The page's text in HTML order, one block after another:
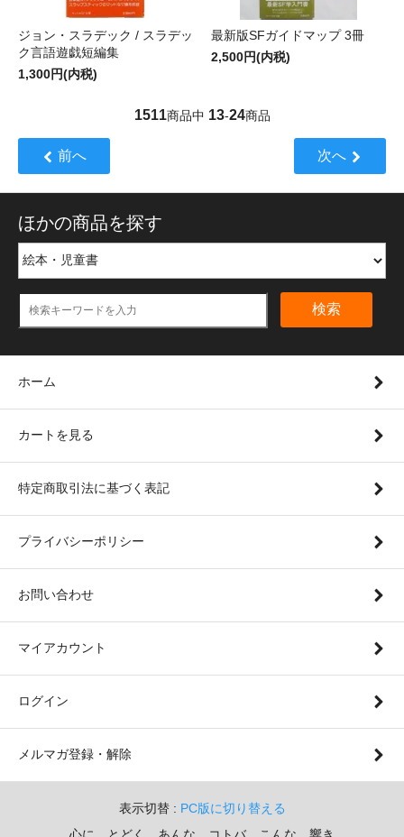
ジョン・スラデック / スラデッ
ク言語遊戯短編集
1,300円(内税)
最新版SFガイドマップ 3冊
2,500円(内税)
1511商品中 13-24商品
前へ 次へ
ほかの商品を探す
検索
ホーム
カートを見る
特定商取引法に基づく表記
プライバシーポリシー
お問い合わせ
マイアカウント
ログイン
メルマガ登録・解除
表示切替 : PC版に切り替える
心に とどく あんな コトバ こんな 響き